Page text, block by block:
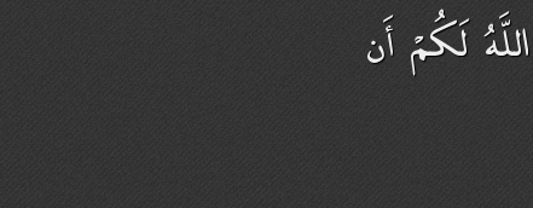
لَكُمْ أَن